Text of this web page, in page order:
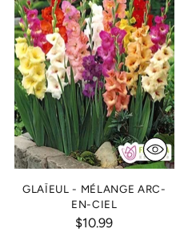
GLAÏEUL - MÉLANGE ARC-
EN-CIEL
$10.99